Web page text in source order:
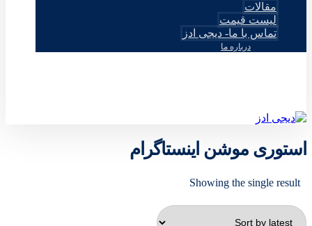
مقالات
لیست قیمت
تماس با ما- دیجی ادز
درباره ما
استوری موشن اینستاگرام
Showing the single result